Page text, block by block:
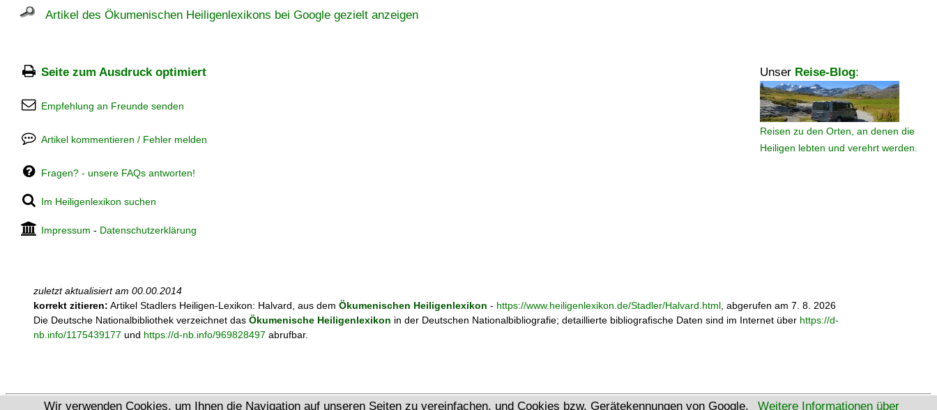
Artikel des Ökumenischen Heiligenlexikons bei Google gezielt anzeigen
Seite zum Ausdruck optimiert Unser Reise-Blog:
Reisen zu den Orten, an denen die
Heiligen lebten und verehrt werden.
Empfehlung an Freunde senden
Artikel kommentieren / Fehler melden
Fragen? - unsere FAQs antworten!
Im Heiligenlexikon suchen
Impressum - Datenschutzerklärung
zuletzt aktualisiert am 00.00.2014
korrekt zitieren: Artikel Stadlers Heiligen-Lexikon: Halvard, aus dem Ökumenischen Heiligenlexikon - https://www.heiligenlexikon.de/Stadler/Halvard.html , abgerufen am 7. 8. 2026
Die Deutsche Nationalbibliothek verzeichnet das Ökumenische Heiligenlexikon in der Deutschen Nationalbibliografie; detaillierte bibliografische Daten sind im Internet über https://d-
nb.info/1175439177 und https://d-nb.info/969828497 abrufbar.
Ökumenisches Heiligenlexikon
Wir verwenden Cookies, um Ihnen die Navigation auf unseren Seiten zu vereinfachen, und Cookies bzw. Gerätekennungen von Google. Weitere Informationen über